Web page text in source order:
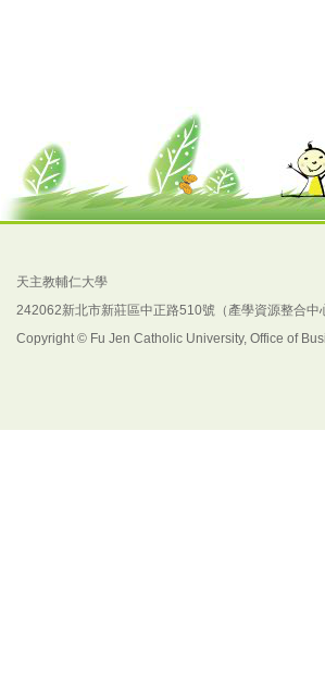
天主教輔仁大學
242062新北市新莊區中正路510號（產學資源整合中
Copyright © Fu Jen Catholic University, Office of